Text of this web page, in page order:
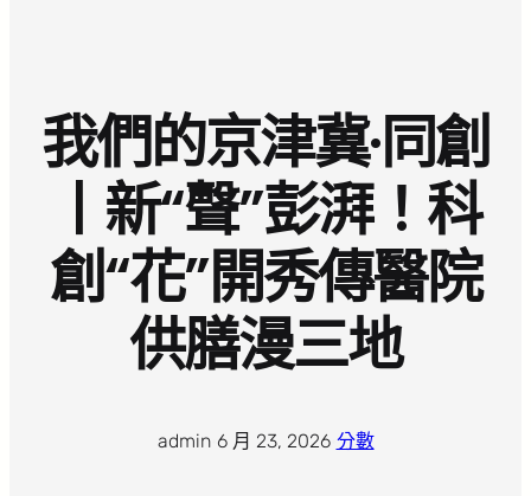
我們的京津冀·同創
丨新“聲”彭湃！科
創“花”開秀傳醫院
供膳漫三地
admin· 6 月 23, 2026· 分數